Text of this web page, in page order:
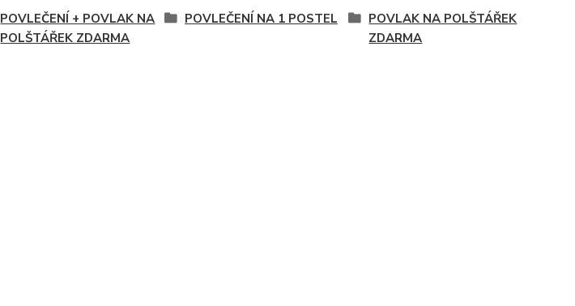
POVLEČENÍ + POVLAK NA
POLŠTÁŘEK ZDARMA
POVLEČENÍ NA 1 POSTEL
POVLAK NA POLŠTÁŘEK
ZDARMA